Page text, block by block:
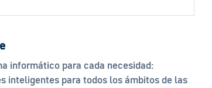
informático para cada necesidad:
inteligentes para todos los ámbitos de las